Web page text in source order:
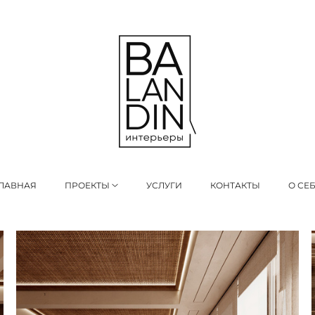
ПРОЕКТЫ УСЛУГИ КОНТАКТЫ О